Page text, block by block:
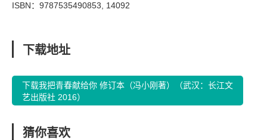
ISBN：9787535490853, 14092
下载地址
下载我把青春献给你 修订本（冯小刚著）（武汉：长江文
艺出版社 2016）
猜你喜欢